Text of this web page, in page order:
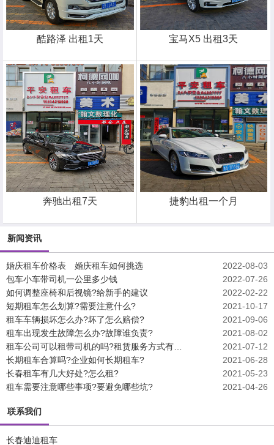
酷路泽 出租1天 宝马X5 出租3天
奔驰出租7天 捷豹出租一个月
新闻资讯
婚庆租车价格表 婚庆租车如何挑选
2022-08-03
包车小车带司机一公里多少钱
2022-07-26
如何调整座椅和后视镜?给新手的建议
2022-02-22
短期租车怎么划算?需要注意什么?
2021-10-17
租车车辆损坏怎么办?坏了怎么赔偿?
2021-09-06
租车出现发生故障怎么办?故障谁负责?
2021-08-02
2021-07-12
长期租车合算吗?企业如何长期租车?
2021-06-28
长春租车有几大好处?怎么租?
2021-05-23
租车需要注意哪些事项?要避免哪些坑?
2021-04-26
联系我们
长春迪迪租车